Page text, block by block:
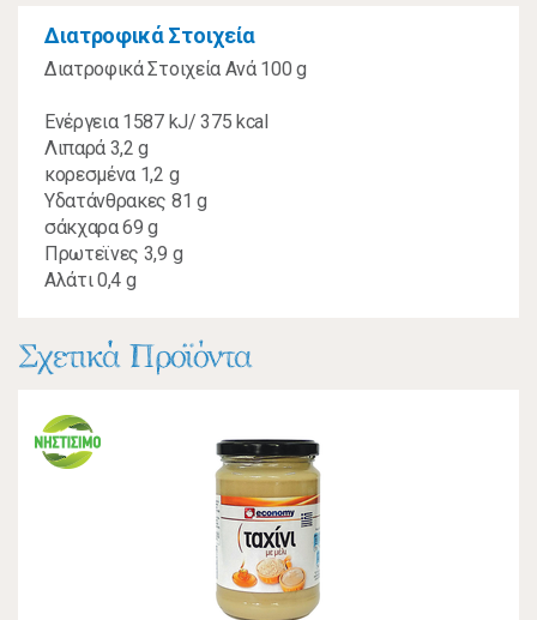
Διατροφικά Στοιχεία
Διατροφικά Στοιχεία Ανά 100 g
Ενέργεια 1587 kJ/ 375 kcal
Λιπαρά 3,2 g
κορεσμένα 1,2 g
Υδατάνθρακες 81 g
σάκχαρα 69 g
Πρωτεϊνες 3,9 g
Αλάτι 0,4 g
Σχετικά Προϊόντα